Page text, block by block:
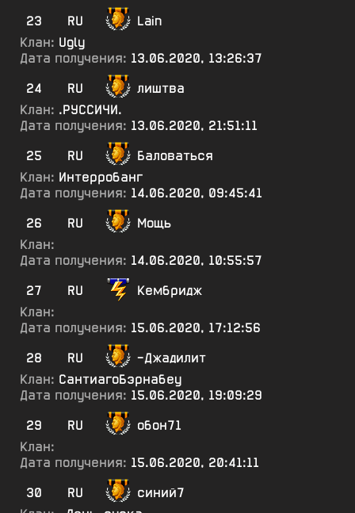
23
RU
Lain
Клан: Ugly
Дата получения: 13.06.2020, 13:26:37
24
RU
лиштва
Клан: .РУССИЧИ.
Дата получения: 13.06.2020, 21:51:11
25
RU
Баловаться
Клан: Интерробанг
Дата получения: 14.06.2020, 09:45:41
26
RU
Мощь
Клан:
Дата получения: 14.06.2020, 10:55:57
27
RU
Кембридж
Клан:
Дата получения: 15.06.2020, 17:12:56
28
RU
-Джадилит
Клан: СантиагоБэрнабеу
Дата получения: 15.06.2020, 19:09:29
29
RU
обон71
Клан:
Дата получения: 15.06.2020, 20:41:11
30
RU
синий7